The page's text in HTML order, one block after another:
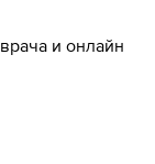
и онлайн